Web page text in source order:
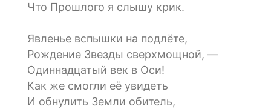
Что Прошлого я слышу крик.
Явленье вспышки на подлёте,
Рождение Звезды сверхмощной, —
Одиннадцатый век в Оси!
Как же смогли её увидеть
И обнулить Земли обитель,